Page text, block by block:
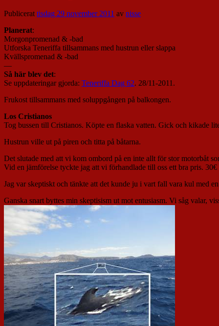
Publicerattisdag 29 november 2011 av nisse
Planerat:
Morgonpromenad & -bad
Utforska Teneriffa tillsammans med hustrun eller slappa
Kvällspromenad & -bad
—
Så här blev det:
Se uppdateringar gjorda: Teneriffa Dag 62. 28/11-2011.
Frukost tillsammans med soluppgången på balkongen.
Los Cristianos
Tog bussen till Cristianos. Köpte en flaska vatten. Gick och kikade
Hustrun ville ut på piren och titta på båtarna.
Det slutade med att vi kom ombord på en inte allt för stor motorbåt
Vid en jämförelse tyckte jag att vi förhandlade till oss ett bra pris.
Jag var skeptiskt och tänkte att det kunde ju i vart fall vara kul med
Ganska snart byttes min skeptisism ut mot entusiasm. Vi såg valar,